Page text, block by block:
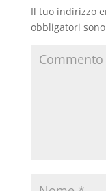
Il tuo indirizzo
obbligatori